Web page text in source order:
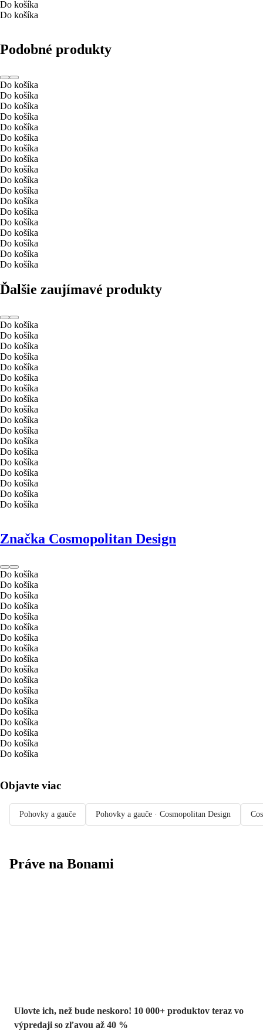
Do košíka
Do košíka
Podobné produkty
Do košíka
Do košíka
Do košíka
Do košíka
Do košíka
Do košíka
Do košíka
Do košíka
Do košíka
Do košíka
Do košíka
Do košíka
Do košíka
Do košíka
Do košíka
Do košíka
Do košíka
Do košíka
Ďalšie zaujímavé produkty
Do košíka
Do košíka
Do košíka
Do košíka
Do košíka
Do košíka
Do košíka
Do košíka
Do košíka
Do košíka
Do košíka
Do košíka
Do košíka
Do košíka
Do košíka
Do košíka
Do košíka
Do košíka
Značka Cosmopolitan Design
Do košíka
Do košíka
Do košíka
Do košíka
Do košíka
Do košíka
Do košíka
Do košíka
Do košíka
Do košíka
Do košíka
Do košíka
Do košíka
Do košíka
Do košíka
Do košíka
Do košíka
Do košíka
Objavte viac
Pohovky a gauče Pohovky a gauče · Cosmopolitan Design
Práve na Bonami
Ulovte ich, než bude neskoro! 10 000+ produktov teraz vo
výpredaji so zľavou až 40 %